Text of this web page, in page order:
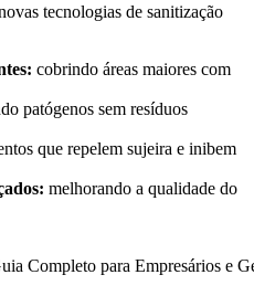
tecnologias de sanitização
cobrindo áreas maiores com
patógenos sem resíduos
que repelem sujeira e inibem
melhorando a qualidade do
Completo para Empresários e